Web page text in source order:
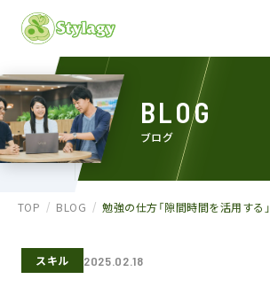
BLOG
ブログ
TOP BLOG 勉強の仕方「隙間時間を活用する」
スキル 2025.02.18